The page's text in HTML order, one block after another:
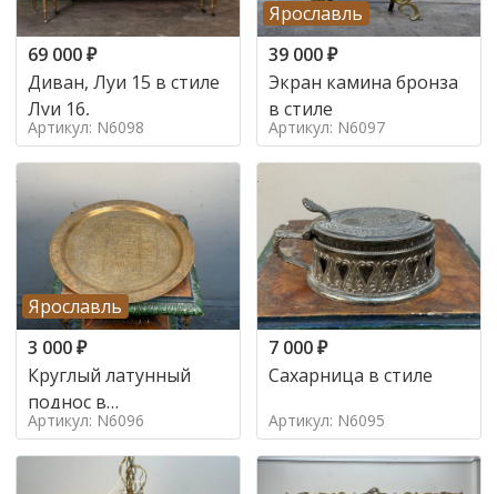
69 000₽
Диван, Луи 15 в стиле
Луи 16,
Артикул: N6098
Ярославль
39 000₽
Экран камина бронза
в стиле
Артикул: N6097
Ярославль
3 000₽
Круглый латунный
поднос в
марокканском стиле в
стиле
Артикул: N6096
7 000₽
Сахарница в стиле
Артикул: N6095